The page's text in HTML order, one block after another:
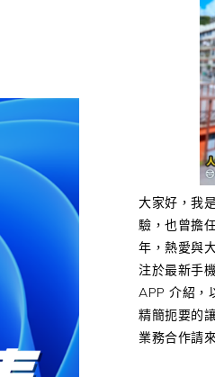
大家好，我
驗，也曾擔
年，熱愛與
注於最新手
APP 介紹，
精簡扼要的
業務合作請